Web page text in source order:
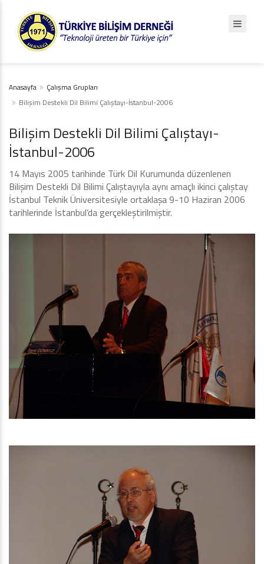
Anasayfa
Çalışma Grupları
Bilişim Destekli Dil Bilimi Çalıştayı-İstanbul-2006
Bilişim Destekli Dil Bilimi Çalıştayı-
İstanbul-2006
14 Mayıs 2005 tarihinde Türk Dil Kurumunda düzenlenen
Bilişim Destekli Dil Bilimi Çalıştayıyla aynı amaçlı ikinci çalıştay
İstanbul Teknik Üniversitesiyle ortaklaşa 9-10 Haziran 2006
tarihlerinde İstanbul’da gerçekleştirilmiştir.